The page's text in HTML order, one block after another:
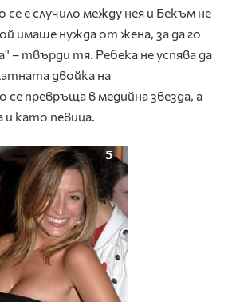
е случило между нея и Бекъм не
имаше нужда от жена, за да го
– твърди тя. Ребека не успява да
двойка на
се превръща в медийна звезда, а
и като певица.